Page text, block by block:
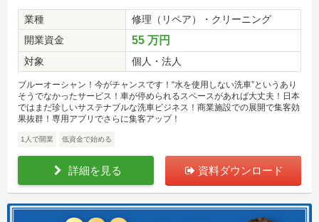
業種
修理（リペア）・クリーニング
開業資金
55 万円
対象 個人・法人
ブルーオーシャン！今がチャンスです！“水を使用しない洗車”というあり
そうでなかったサービス！車が停められるスペースがあれば大丈夫！日本
ではまだ珍しいサステナブルな洗車ビジネス！商業施設での展開で集客効
果抜群！専用アプリでさらに集客アップ！
1人で開業 低資金で始める
詳細を見る 資料ダウンロード